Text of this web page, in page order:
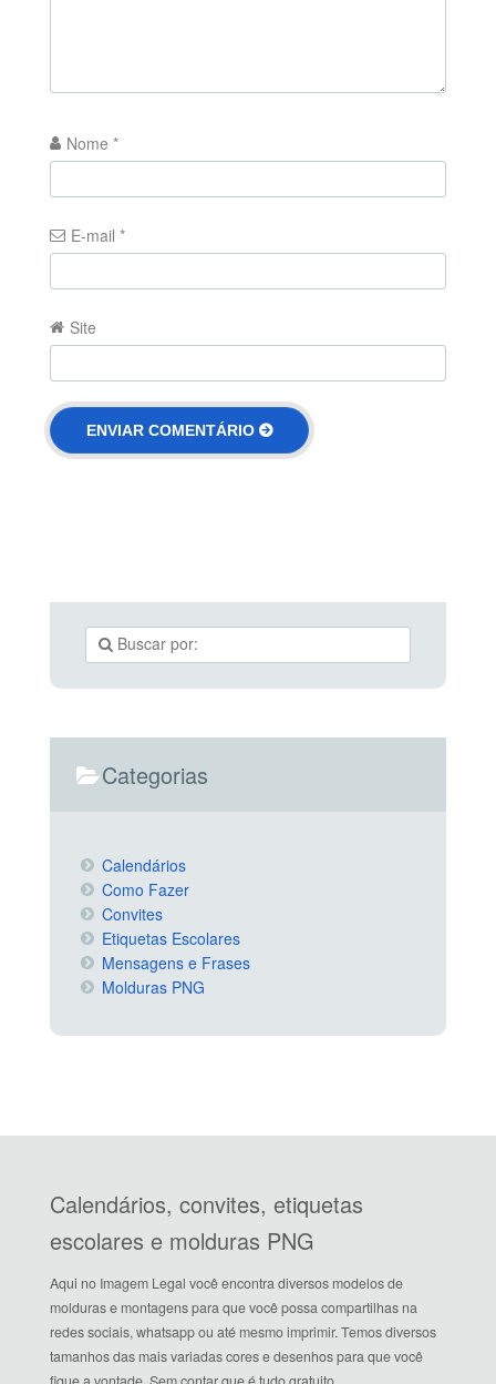
Nome *
E-mail *
Site
Categorias
Calendários
Como Fazer
Convites
Etiquetas Escolares
Mensagens e Frases
Molduras PNG
Calendários, convites, etiquetas
escolares e molduras PNG
Aqui no Imagem Legal você encontra diversos modelos de
molduras e montagens para que você possa compartilhas na
redes sociais, whatsapp ou até mesmo imprimir. Temos diversos
tamanhos das mais variadas cores e desenhos para que você